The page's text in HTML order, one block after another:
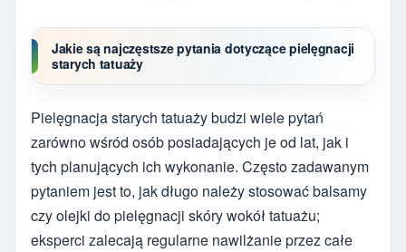
Jakie są najczęstsze pytania dotyczące pielęgnacji
starych tatuaży
Pielęgnacja starych tatuaży budzi wiele pytań
zarówno wśród osób posiadających je od lat, jak i
tych planujących ich wykonanie. Często zadawanym
pytaniem jest to, jak długo należy stosować balsamy
czy olejki do pielęgnacji skóry wokół tatuażu;
eksperci zalecają regularne nawilżanie przez całe